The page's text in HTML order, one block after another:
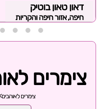
דאון טאון בוטיק
חיפה, אזור חיפה והקריות
צימרים
צימרים לאוהבים